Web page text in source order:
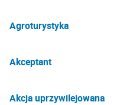
Agroturystyka
Akceptant
Akcja uprzywilejowana